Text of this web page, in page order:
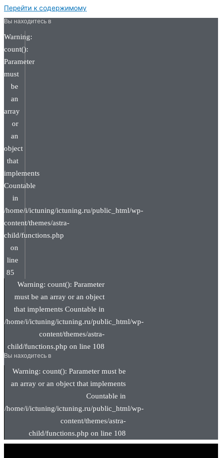
Перейти к содержимому
Вы находитесь в
Warning:
count():
Parameter
must
be
an
array
or
an
object
that
implements
Countable
in
/home/i/ictuning/ictuning.ru/public_html/wp-
content/themes/astra-
child/functions.php
on
line
85
Warning: count(): Parameter
must be an array or an object
that implements Countable in
/home/i/ictuning/ictuning.ru/public_html/wp-
content/themes/astra-
child/functions.php on line 108
Вы находитесь в
Warning: count(): Parameter must be
an array or an object that implements
Countable in
/home/i/ictuning/ictuning.ru/public_html/wp-
content/themes/astra-
child/functions.php on line 108